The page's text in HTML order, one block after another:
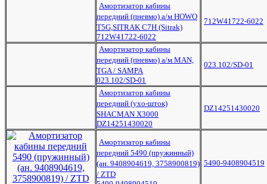
Амортизатор кабины
передний (пневмо) а/м HOWO
T5G,SITRAK C7H (Sitrak)
712W41722-6022
712W41722-6022
Амортизатор кабины
передний (пневмо) а/м MAN,
TGA / SAMPA
023.102/SD-01
023.102/SD-01
Амортизатор кабины
передний (ухо-шток)
SHACMAN X3000
DZ14251430020
DZ14251430020
Амортизатор кабины
передний 5490 (пружинный)
(ан. 9408904619, 3758900819)
/ ZTD
5490-9408904519